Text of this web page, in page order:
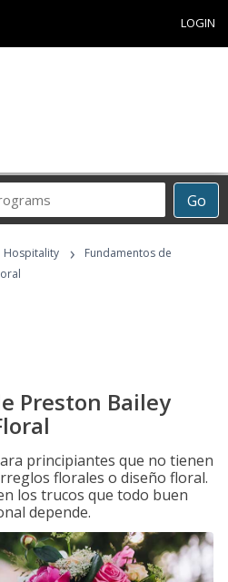
LOGIN
Go
Career
Programs
Hospitality ›
Fundamentos de
Preston Bailey
principiantes que no tienen
florales o diseño floral.
los trucos que todo buen
depende.